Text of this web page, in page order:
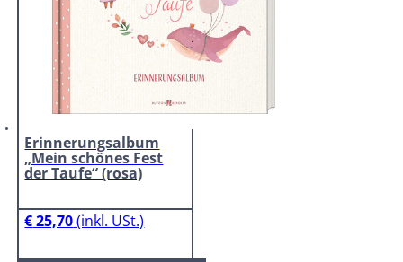
Erinnerungsalbum
„Mein schönes Fest
der Taufe“ (rosa)
€25,70